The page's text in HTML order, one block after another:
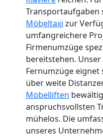
Transportaufgaben
Möbeltaxi zur
umfangreichere
Firmenumzüge
bereitstehen.
Fernumzüge
über weite
Möbelliften
anspruchsvollsten
mühelos. Die
unseres